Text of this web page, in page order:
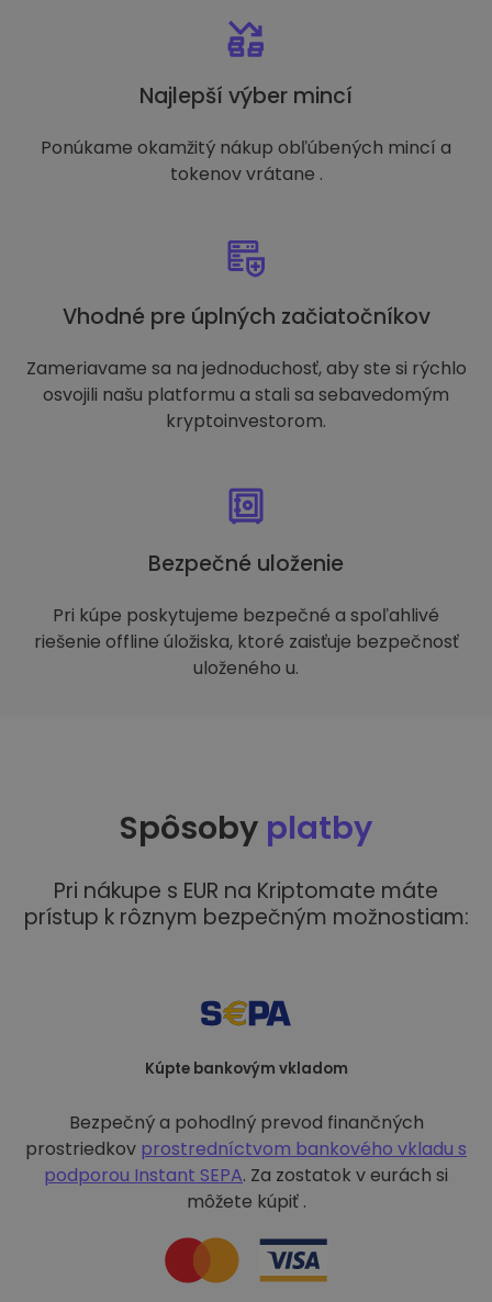
Najlepší výber mincí
Ponúkame okamžitý nákup obľúbených mincí a
tokenov vrátane .
Vhodné pre úplných začiatočníkov
Zameriavame sa na jednoduchosť, aby ste si rýchlo
osvojili našu platformu a stali sa sebavedomým
kryptoinvestorom.
Bezpečné uloženie
Pri kúpe poskytujeme bezpečné a spoľahlivé
riešenie offline úložiska, ktoré zaisťuje bezpečnosť
uloženého u.
Spôsoby platby
Pri nákupe s EUR na Kriptomate máte
prístup k rôznym bezpečným možnostiam:
Kúpte bankovým vkladom
Bezpečný a pohodlný prevod finančných
prostriedkov prostredníctvom bankového vkladu s
podporou Instant SEPA. Za zostatok v eurách si
môžete kúpiť .